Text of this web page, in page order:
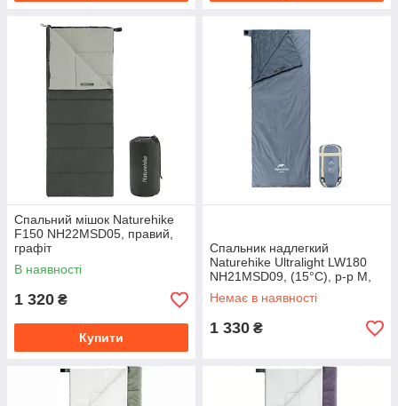
Спальний мішок Naturehike
F150 NH22MSD05, правий,
графіт
В наявності
1 320 ₴
Купити
Спальник надлегкий
Naturehike Ultralight LW180
NH21MSD09, (15°C), p-p M,
правий, сіро-синій
Немає в наявності
1 330 ₴